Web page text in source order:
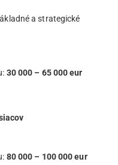
a strategické
30 000 – 65 000 eur
80 000 – 100 000 eur